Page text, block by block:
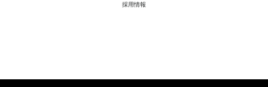
採用情報